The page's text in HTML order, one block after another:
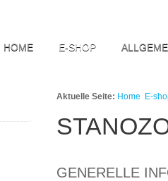
HOME E-SHOP
Aktuelle Seite: Home E-
GENERELLE